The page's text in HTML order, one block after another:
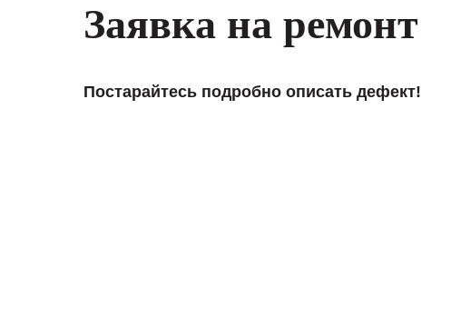
Заявка на ремонт
Постарайтесь подробно описать дефект!